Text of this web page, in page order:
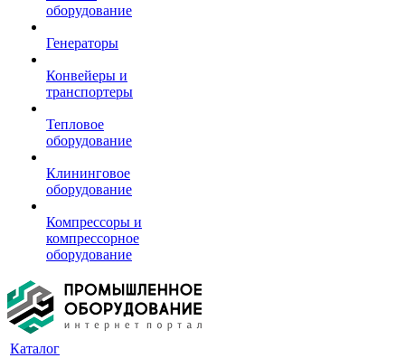
оборудование
Генераторы
Конвейеры и
транспортеры
Тепловое
оборудование
Клининговое
оборудование
Компрессоры и
компрессорное
оборудование
Каталог